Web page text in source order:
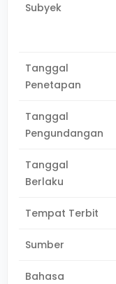
Subyek
Tanggal
Penetapan
Tanggal
Pengundangan
Tanggal
Berlaku
Tempat Terbit
Sumber
Bahasa